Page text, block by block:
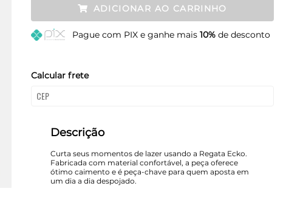
Restam mais de 6 itens
G Restam mais de 6 itens
ADICIONAR AO CARRINHO
Pague com PIX e ganhe mais 10%de desconto
Calcular frete
Descrição
Curta seus momentos de lazer usando a Regata Ecko.
Fabricada com material confortável, a peça oferece
ótimo caimento e é peça-chave para quem aposta em
um dia a dia despojado.